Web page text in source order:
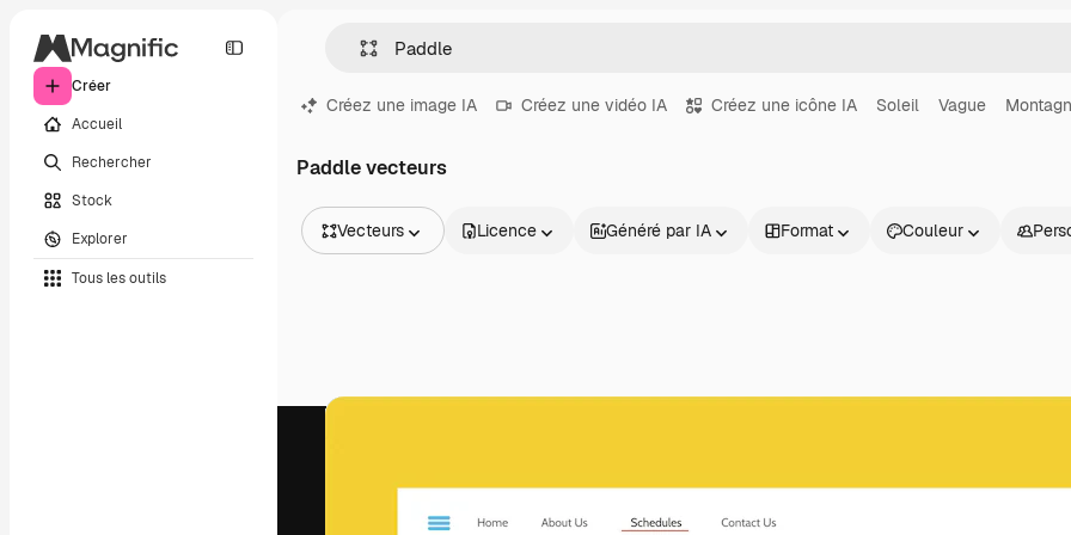
Créer
Accueil
Rechercher
Stock
Explorer
Tous les outils
Créez une image IA Créez une vidéo IA Créez une icône IA Soleil Vague
Paddle vecteurs
Vecteurs
Vidéos
Licence Généré par IA Format Couleur
Produits